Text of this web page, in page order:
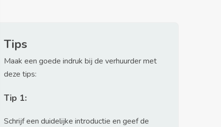
Tips
Maak een goede indruk bij de verhuurder met
deze tips:
Tip 1:
Schrijf een duidelijke introductie en geef de